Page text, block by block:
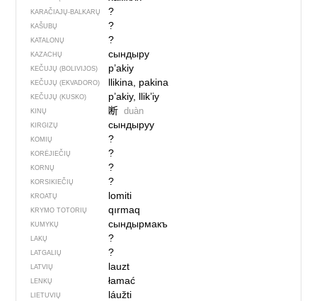
KARAČIAJŲ-BALKARŲ ?
KAŠUBŲ ?
KATALONŲ ?
KAZACHŲ сындыру
KEČUJŲ (BOLIVIJOS) p’akiy
KEČUJŲ (EKVADORO) llikina, pakina
KEČUJŲ (KUSKO) p’akiy, llik’iy
KINŲ 断 duàn
KIRGIZŲ сындыруу
KOMIŲ ?
KORĖJIEČIŲ ?
KORNŲ ?
KORSIKIEČIŲ ?
KROATŲ lomiti
KRYMO TOTORIŲ qırmaq
KUMYKŲ сындырмакъ
LAKŲ ?
LATGALIŲ ?
LATVIŲ lauzt
LENKŲ łamać
LIETUVIŲ láužti